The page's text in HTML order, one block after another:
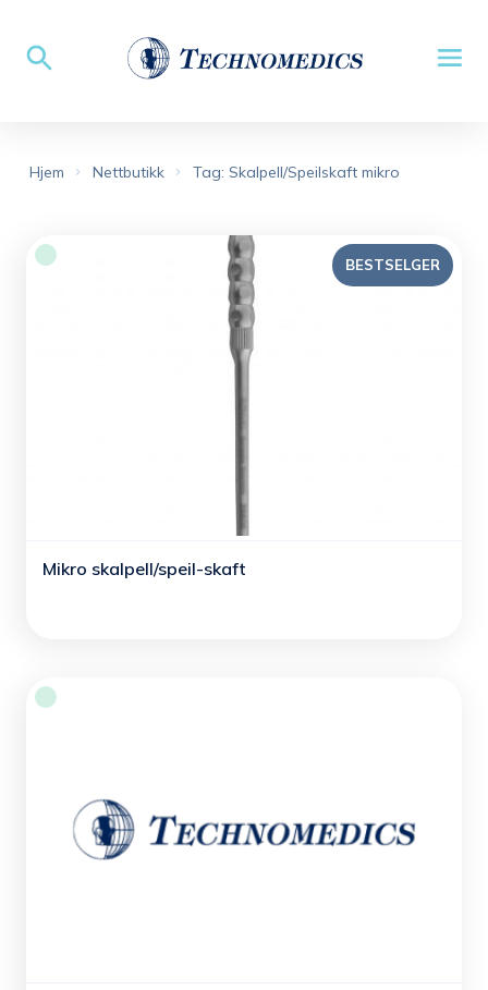
Hjem Nettbutikk Tag: Skalpell/Speilskaft mikro
BESTSELGER
Mikro skalpell/speil-skaft